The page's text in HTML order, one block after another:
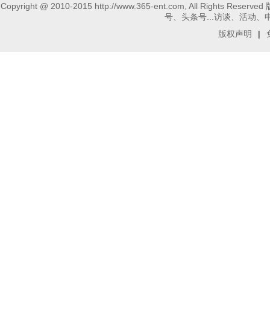
Copyright @ 2010-2015 http://www.365-ent.com, All Rights
号、头条号...访谈、活动、
版权声明
|